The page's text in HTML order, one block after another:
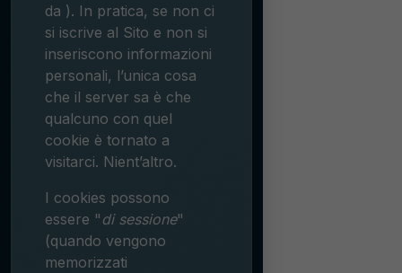
da ). In pratica, se non ci
si iscrive al Sito e non si
inseriscono informazioni
personali, l’unica cosa
che il server sa è che
qualcuno con quel
cookie è tornato a
visitarci. Nient’altro.
I cookies possono
essere " di sessione"
(quando vengono
memorizzati